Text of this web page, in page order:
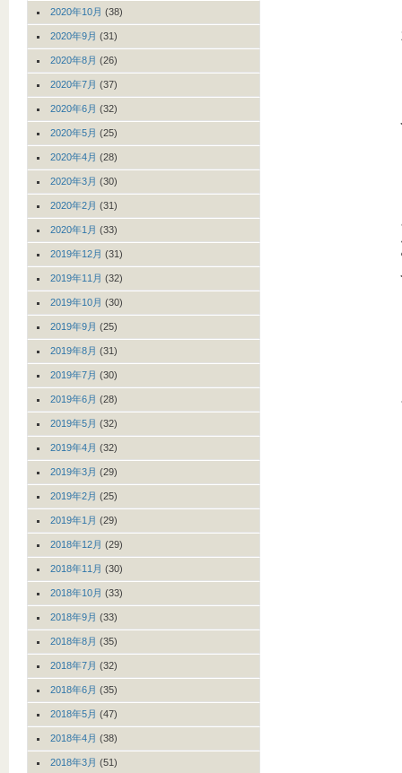
2020年10月 (38)
2020年9月 (31)
2020年8月 (26)
2020年7月 (37)
2020年6月 (32)
2020年5月 (25)
2020年4月 (28)
2020年3月 (30)
2020年2月 (31)
2020年1月 (33)
2019年12月 (31)
2019年11月 (32)
2019年10月 (30)
2019年9月 (25)
2019年8月 (31)
2019年7月 (30)
2019年6月 (28)
2019年5月 (32)
2019年4月 (32)
2019年3月 (29)
2019年2月 (25)
2019年1月 (29)
2018年12月 (29)
2018年11月 (30)
2018年10月 (33)
2018年9月 (33)
2018年8月 (35)
2018年7月 (32)
2018年6月 (35)
2018年5月 (47)
2018年4月 (38)
2018年3月 (51)